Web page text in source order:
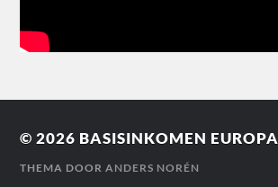
© 2026 BASISINKOMEN EUROPA
THEMA DOORANDERS NORÉN